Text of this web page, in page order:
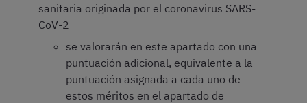
sanitaria originada por el coronavirus SARS-
CoV-2
se valorarán en este apartado con una
puntuación adicional, equivalente a la
puntuación asignada a cada uno de
estos méritos en el apartado de